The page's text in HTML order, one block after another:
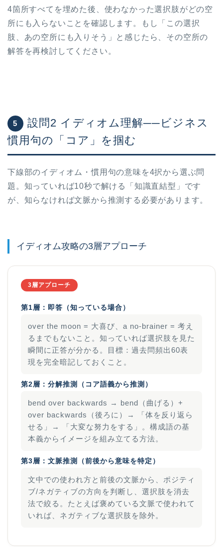
4箇所すべてを埋めた後、使わなかった選択肢がどの空
所にも入らないことを確認します。もし「この選択
肢、あの空所にも入りそう」と感じたら、その空所の
解答を再検討してください。
5
設問2 イディオム理解──ビジネス
慣用句の「コア」を掴む
下線部のイディオム・慣用句の意味を4択から選ぶ問
題。知っていれば10秒で解ける「知識直結型」です
が、知らなければ文脈から推測する必要があります。
イディオム攻略の3層アプローチ
3層アプローチ
第1層：即答（知っている場合）
over the moon = 大喜び、a no-brainer = 考え
るまでもないこと。知っていれば選択肢を見た
瞬間に正答が分かる。目標：過去問頻出60表
現を完全暗記しておくこと。
第2層：分解推測（コア語義から推測）
bend over backwards → bend（曲げる）+
over backwards（後ろに）→ 「体を反り返ら
せる」→ 「大変な努力をする」。構成語の基
本義からイメージを組み立てる方法。
第3層：文脈推測（前後から意味を特定）
文中での使われ方と前後の文脈から、ポジティ
ブ/ネガティブの方向を判断し、選択肢を消去
法で絞る。たとえば褒めている文脈で使われて
いれば、ネガティブな選択肢を除外。